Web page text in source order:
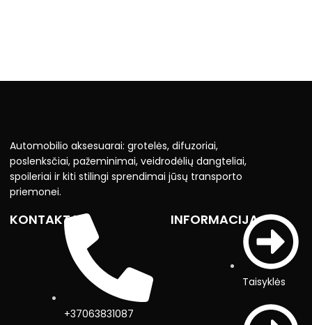
Automobilio aksesuarai: grotelės, difuzoriai,
poslenksčiai, pažeminimai, veidrodėlių dangteliai,
spoileriai ir kiti stilingi sprendimai jūsų transporto
priemonei.
KONTAKTAI
+37063831087
INFORMACIJA
Taisyklės